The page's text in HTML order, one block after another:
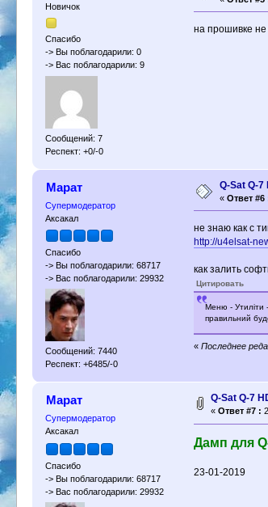
Новичок
Спасибо
-> Вы поблагодарили: 0
-> Вас поблагодарили: 9
Сообщений: 7
Респект: +0/-0
на прошивке не
Марат
Супермодератор
Аксакал
Спасибо
-> Вы поблагодарили: 68717
-> Вас поблагодарили: 29932
Сообщений: 7440
Респект: +6485/-0
Q-Sat Q-7
«Ответ #6
не знаю как с
http://u4elsat-
как залить
Цитировать
Меню - Утиліти
правильний
« Последнее
Марат
Супермодератор
Аксакал
Спасибо
-> Вы поблагодарили: 68717
-> Вас поблагодарили: 29932
Q-Sat Q-7
«Ответ #7 :
Дамп для
23-01-2019